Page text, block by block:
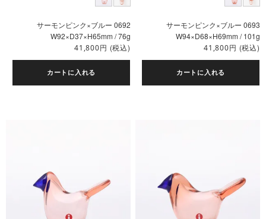
サーモンピンク×ブルー 0692
W92×D37×H65mm / 76g
41,800円 (税込)
カートに入れる
サーモンピンク×ブルー 0693
W94×D68×H69mm / 101g
41,800円 (税込)
カートに入れる